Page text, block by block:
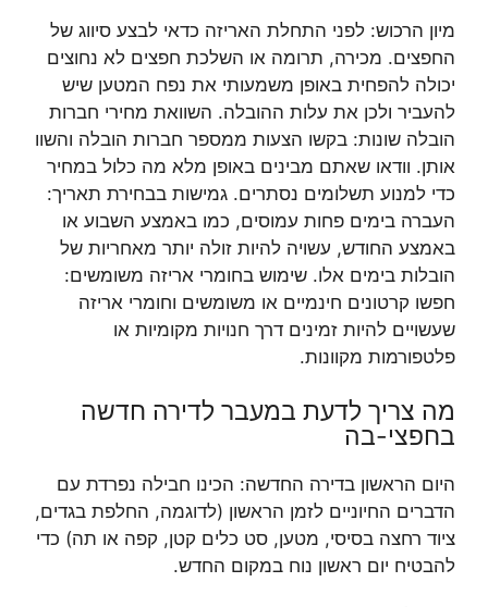
מיון הרכוש: לפני התחלת האריזה כדאי לבצע סיווג של
החפצים. מכירה, תרומה או השלכת חפצים לא נחוצים
יכולה להפחית באופן משמעותי את נפח המטען שיש
להעביר ולכן את עלות ההובלה. השוואת מחירי חברות
הובלה שונות: בקשו הצעות ממספר חברות הובלה והשוו
אותן. וודאו שאתם מבינים באופן מלא מה כלול במחיר
כדי למנוע תשלומים נסתרים. גמישות בבחירת תאריך:
העברה בימים פחות עמוסים, כמו באמצע השבוע או
באמצע החודש, עשויה להיות זולה יותר מאחריות של
הובלות בימים אלו. שימוש בחומרי אריזה משומשים:
חפשו קרטונים חינמיים או משומשים וחומרי אריזה
שעשויים להיות זמינים דרך חנויות מקומיות או
פלטפורמות מקוונות.
מה צריך לדעת במעבר לדירה חדשה
בחפצי-בה
היום הראשון בדירה החדשה: הכינו חבילה נפרדת עם
הדברים החיוניים לזמן הראשון (לדוגמה, החלפת בגדים,
ציוד רחצה בסיסי, מטען, סט כלים קטן, קפה או תה) כדי
להבטיח יום ראשון נוח במקום החדש.